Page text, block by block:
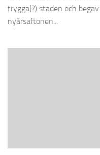
trygga(?) staden och
nyårsaftonen...